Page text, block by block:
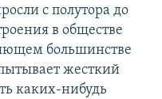
с полутора до
в обществе
большинстве
жесткий
каких-нибудь